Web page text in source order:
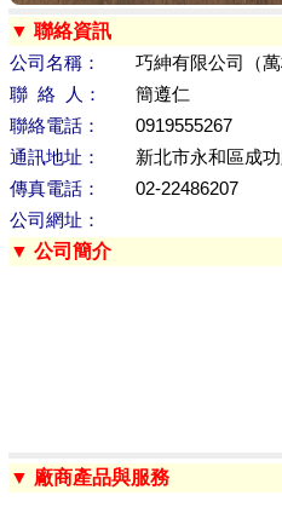
▼ 聯絡資訊
公司名稱：
巧紳有限公司（萬
聯 絡 人：
簡遵仁
聯絡電話：
0919555267
通訊地址：
新北市永和區成
傳真電話：
02-22486207
公司網址：
▼ 公司簡介
▼ 廠商產品與服務